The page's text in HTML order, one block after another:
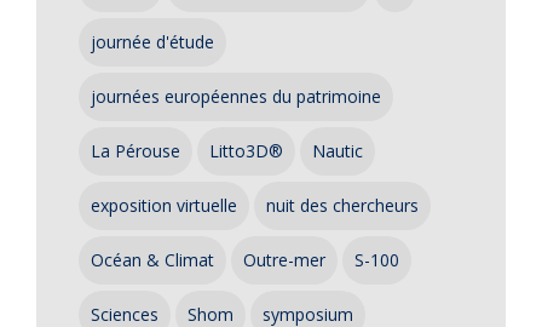
journée d'étude
journées européennes du patrimoine
La Pérouse Litto3D® Nautic
exposition virtuelle nuit des chercheurs
Océan & Climat Outre-mer S-100
Sciences Shom symposium